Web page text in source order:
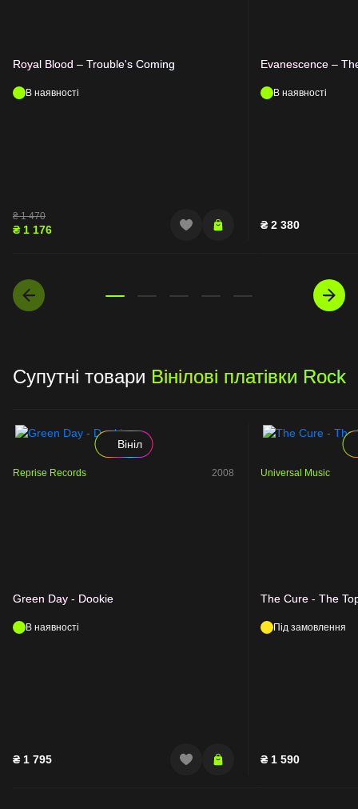
Royal Blood – Trouble's Coming
В наявності
₴1 470
₴ 1 176
Evanescence –
В наявності
₴ 2 380
Супутні товари Вінілові платівки Rock
Вініл
Reprise Records 2008
Green Day - Dookie
В наявності
₴ 1 795
Universal Music
The Cure - The
Під замовлення
₴ 1 590